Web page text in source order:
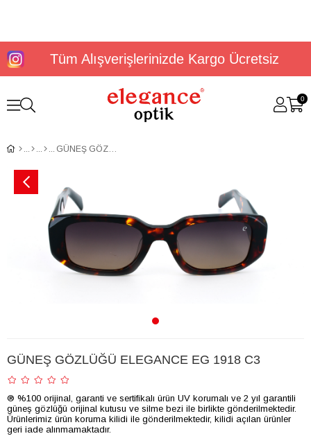
Tüm Alışverişlerinizde Kargo Ücretsiz
0
GÜNEŞ GÖZLÜĞÜ ELEGANCE EG 1918 C3
GÜNEŞ GÖZLÜĞÜ ELEGANCE EG 1918 C3
® %100 orijinal, garanti ve sertifikalı ürün UV korumalı ve 2 yıl garantili
güneş gözlüğü orijinal kutusu ve silme bezi ile birlikte gönderilmektedir.
Ürünlerimiz ürün koruma kilidi ile gönderilmektedir, kilidi açılan ürünler
geri iade alınmamaktadır.